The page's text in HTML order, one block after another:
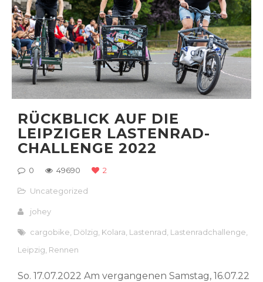
RÜCKBLICK AUF DIE
LEIPZIGER LASTENRAD-
CHALLENGE 2022
0 49690 2
Uncategorized
johey
cargobike Dölzig Kolara Lastenrad Lastenradchallenge
Leipzig Rennen
So. 17.07.2022 Am vergangenen Samstag, 16.07.22